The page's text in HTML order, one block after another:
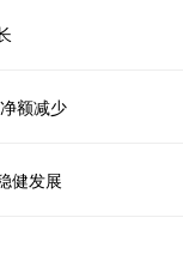
额减少
健发展